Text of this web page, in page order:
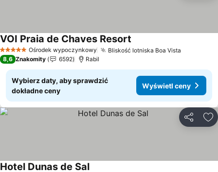
5 KategoriaOśrodek wypoczynkowy Bliskość lotniska Boa Vista
VOI Praia de Chaves Resort
8,6 Znakomity 6592 Rabil
Wybierz daty, aby sprawdzić
dokładne ceny
Wyświetl ceny
Hotel Dunas de Sal